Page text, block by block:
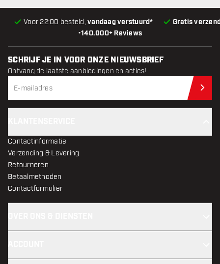
•140.000+ Reviews
Voor 22:00 besteld,vandaag verstuurd* Gratis
SCHRIJF JE IN VOOR ONZE NIEUWSBRIEF
Ontvang de laatste aanbiedingen en acties!
Contactinformatie
Verzending & Levering
Retourneren
Betaalmethoden
Contactformulier